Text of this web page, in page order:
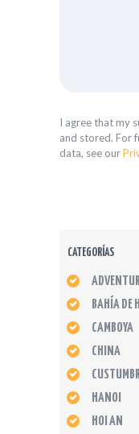
I agree that my
and stored. For
data, see our
CATEGORÍAS
BAHÍA DE
CAMBOYA
CHINA
HANOI
HOI AN